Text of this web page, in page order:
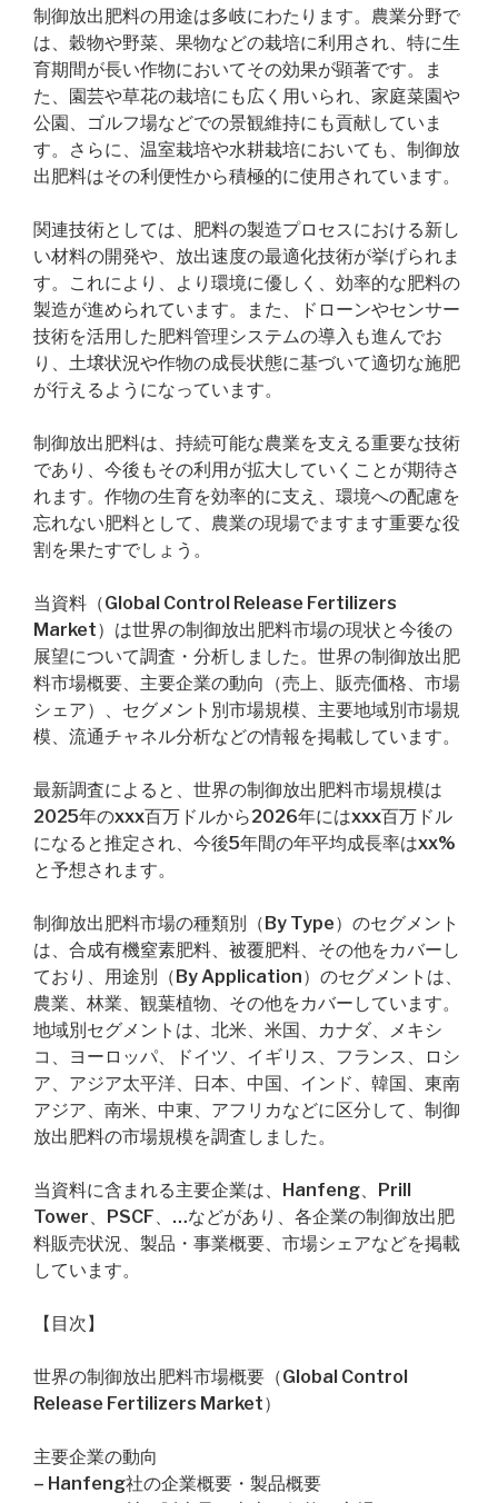
制御放出肥料の用途は多岐にわたります。農業分野で
は、穀物や野菜、果物などの栽培に利用され、特に生
育期間が長い作物においてその効果が顕著です。ま
た、園芸や草花の栽培にも広く用いられ、家庭菜園や
公園、ゴルフ場などでの景観維持にも貢献していま
す。さらに、温室栽培や水耕栽培においても、制御放
出肥料はその利便性から積極的に使用されています。
関連技術としては、肥料の製造プロセスにおける新し
い材料の開発や、放出速度の最適化技術が挙げられま
す。これにより、より環境に優しく、効率的な肥料の
製造が進められています。また、ドローンやセンサー
技術を活用した肥料管理システムの導入も進んでお
り、土壌状況や作物の成長状態に基づいて適切な施肥
が行えるようになっています。
制御放出肥料は、持続可能な農業を支える重要な技術
であり、今後もその利用が拡大していくことが期待さ
れます。作物の生育を効率的に支え、環境への配慮を
忘れない肥料として、農業の現場でますます重要な役
割を果たすでしょう。
当資料（Global Control Release Fertilizers
Market）は世界の制御放出肥料市場の現状と今後の
展望について調査・分析しました。世界の制御放出肥
料市場概要、主要企業の動向（売上、販売価格、市場
シェア）、セグメント別市場規模、主要地域別市場規
模、流通チャネル分析などの情報を掲載しています。
最新調査によると、世界の制御放出肥料市場規模は
2025年のxxx百万ドルから2026年にはxxx百万ドル
になると推定され、今後5年間の年平均成長率はxx%
と予想されます。
制御放出肥料市場の種類別（By Type）のセグメント
は、合成有機窒素肥料、被覆肥料、その他をカバーし
ており、用途別（By Application）のセグメントは、
農業、林業、観葉植物、その他をカバーしています。
地域別セグメントは、北米、米国、カナダ、メキシ
コ、ヨーロッパ、ドイツ、イギリス、フランス、ロシ
ア、アジア太平洋、日本、中国、インド、韓国、東南
アジア、南米、中東、アフリカなどに区分して、制御
放出肥料の市場規模を調査しました。
当資料に含まれる主要企業は、Hanfeng、Prill
Tower、PSCF、…などがあり、各企業の制御放出肥
料販売状況、製品・事業概要、市場シェアなどを掲載
しています。
【目次】
世界の制御放出肥料市場概要（Global Control
Release Fertilizers Market）
主要企業の動向
– Hanfeng社の企業概要・製品概要